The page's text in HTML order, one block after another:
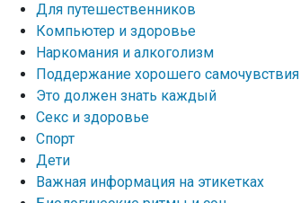
Для путешественников
Компьютер и здоровье
Наркомания и алкоголизм
Поддержание хорошего самочувствия
Это должен знать каждый
Секс и здоровье
Спорт
Дети
Важная информация на этикетках